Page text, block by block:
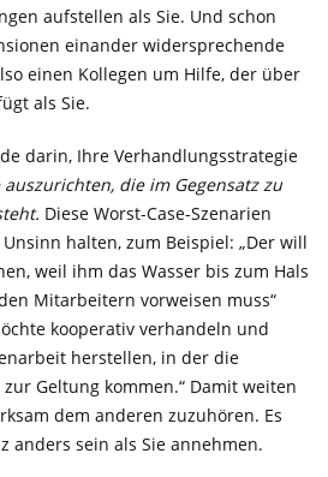
aufstellen als Sie. Und schon
einander widersprechende
einen Kollegen um Hilfe, der über
als Sie.
darin, Ihre Verhandlungsstrategie
auszurichten, die im Gegensatz zu
Diese Worst-Case-Szenarien
halten, zum Beispiel: „Der will
weil ihm das Wasser bis zum Hals
Mitarbeitern vorweisen muss“
kooperativ verhandeln und
herstellen, in der die
Geltung kommen.“ Damit weiten
dem anderen zuzuhören. Es
anders sein als Sie annehmen.